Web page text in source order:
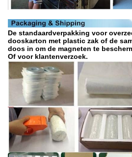
De standaardverpakking voor
dooskarton met plastic zak of de
doos in om de magneten te
Of voor klantenverzoek.